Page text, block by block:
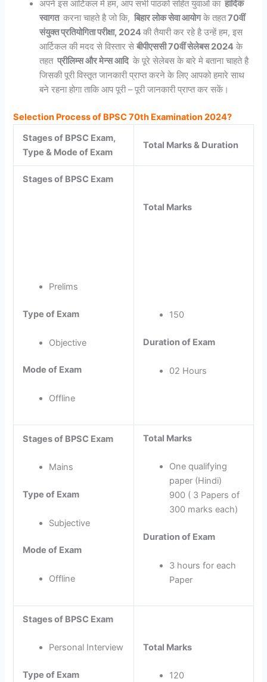
अपने इस आर्टिकल मे हम, आप सभी पाठको सहित युवाओं का हार्दिक
स्वागत करना चाहते है जो कि, बिहार लोक सेवा आयोगके तहत70वीं
संयुक्त प्रतियोगिता परीक्षा, 2024की तैयारी कर रहे है उन्हें हम, इस
आर्टिकल की मदद से विस्तार सेबीपीएससी 70वीं सेलेबस 2024 के
तहत प्रीलिम्स और मेन्स आदि के पूरे सेलेबस के बारे मे बताना चाहते है
जिसकी पूरी विस्तृ़त जानकारी प्राप्त करने के लिए आपको हमारे साथ
बने रहना होगा ताकि आप पूरी – पूरी जानकारी प्राप्त कर सकें।
Selection Process of BPSC 70th Examination 2024?
Stages of BPSC Exam,
Type & Mode of Exam
Total Marks & Duration
Stages of BPSC Exam
Prelims
Type of Exam
Objective
Mode of Exam
Offline
Total Marks
150
Duration of Exam
02 Hours
Stages of BPSC Exam
Mains
Type of Exam
Subjective
Mode of Exam
Offline
Total Marks
One qualifying
paper (Hindi)
900 ( 3 Papers of
300 marks each)
Duration of Exam
3 hours for each
Paper
Stages of BPSC Exam
Personal Interview
Type of Exam
Total Marks
120